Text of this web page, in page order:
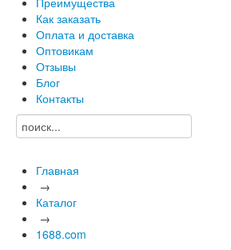
Как заказать
Оплата и доставка
Оптовикам
Отзывы
Блог
Контакты
Главная
→
Каталог
→
1688.com